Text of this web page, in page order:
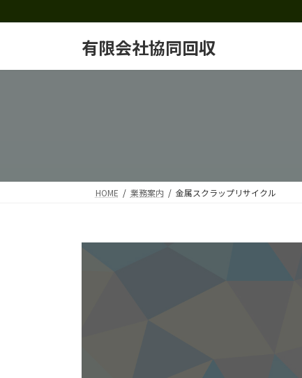
ン
ツ
ビ
シ
有限会社協同回収
HOME 業務案内 金属スクラップリサイクル